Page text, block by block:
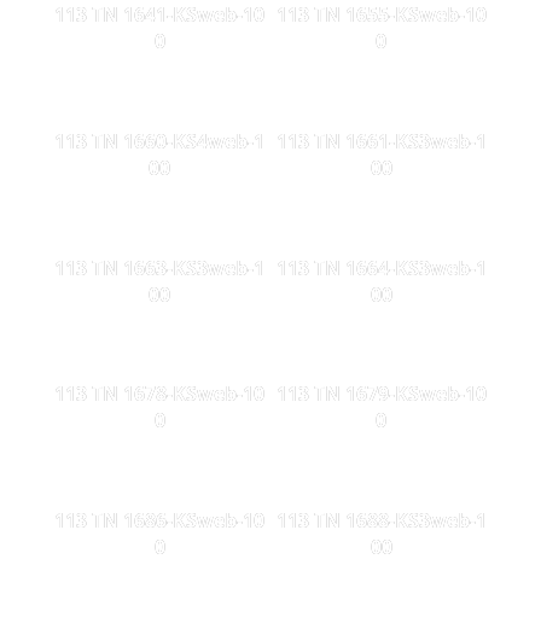
113 TN 1641-KSweb-10
0
113 TN 1655-KSweb-10
0
113 TN 1660-KS4web-1
00
113 TN 1661-KS3web-1
00
113 TN 1663-KS3web-1
00
113 TN 1664-KS3web-1
00
113 TN 1678-KSweb-10
0
113 TN 1679-KSweb-10
0
113 TN 1686-KSweb-10
0
113 TN 1688-KS3web-1
00